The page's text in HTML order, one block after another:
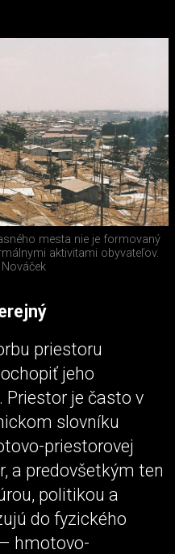
mesta nie je formovaný
aktivitami obyvateľov.
priestoru
jeho
je často v
slovníku
priestorovej
a predovšetkým ten
politikou a
do fyzického
hmotovo-